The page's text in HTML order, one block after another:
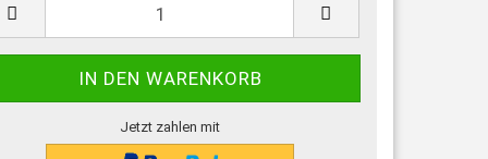
Jetzt zahlen mit